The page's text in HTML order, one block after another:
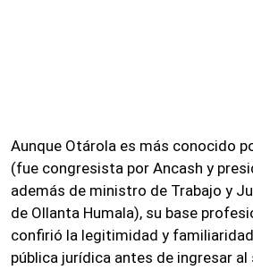
Aunque Otárola es más conocido
(fue congresista por Ancash y
además de ministro de Trabajo y
de Ollanta Humala), su base
confirió la legitimidad y
pública jurídica antes de ingresar